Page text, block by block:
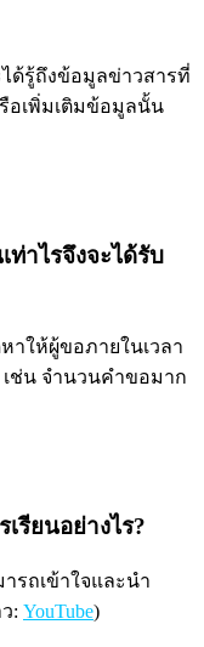
ด้รู้ถึงข้อมูลข่าวสารที่
อเพิ่มเติมข้อมูลนั้น
าไรจึงจะได้รับ
าให้ผู้ขอภายในเวลา
ช่น จำนวนคำขอมาก
รียนอย่างไร?
รถเข้าใจและนำ
: YouTube)